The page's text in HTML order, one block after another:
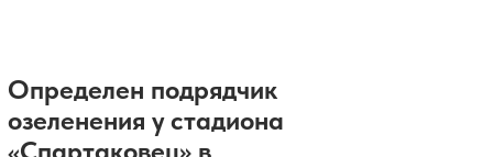
Определен подрядчик
озеленения у стадиона
«Спартаковец» в